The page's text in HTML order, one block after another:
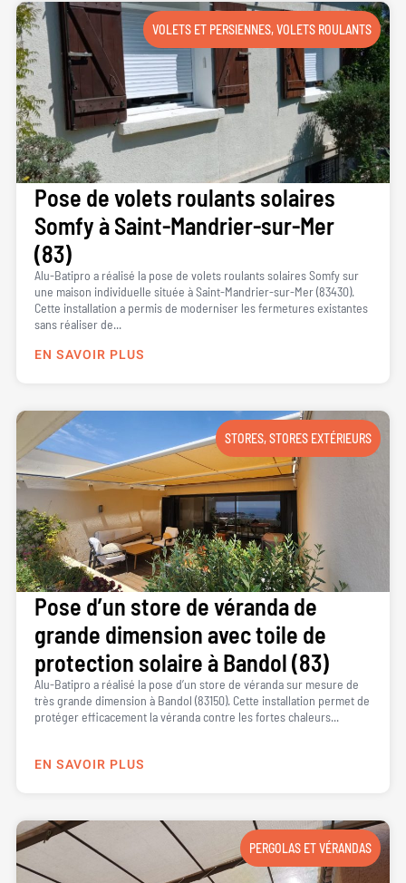
VOLETS ET PERSIENNES,VOLETS ROULANTS
Pose de volets roulants solaires
Somfy à Saint-Mandrier-sur-Mer
(83)
Alu-Batipro a réalisé la pose de volets roulants solaires Somfy sur
une maison individuelle située à Saint-Mandrier-sur-Mer (83430).
Cette installation a permis de moderniser les fermetures existantes
sans réaliser de...
EN SAVOIR PLUS
STORES,STORES EXTÉRIEURS
Pose d’un store de véranda de
grande dimension avec toile de
protection solaire à Bandol (83)
Alu-Batipro a réalisé la pose d’un store de véranda sur mesure de
très grande dimension à Bandol (83150). Cette installation permet de
protéger efficacement la véranda contre les fortes chaleurs...
EN SAVOIR PLUS
PERGOLAS ET VÉRANDAS